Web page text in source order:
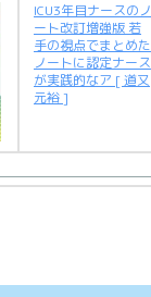
ICU3年目ナースのノ
ート改訂増強版 若
手の視点でまとめた
ノートに認定ナース
が実践的なア [ 道又
元裕 ]